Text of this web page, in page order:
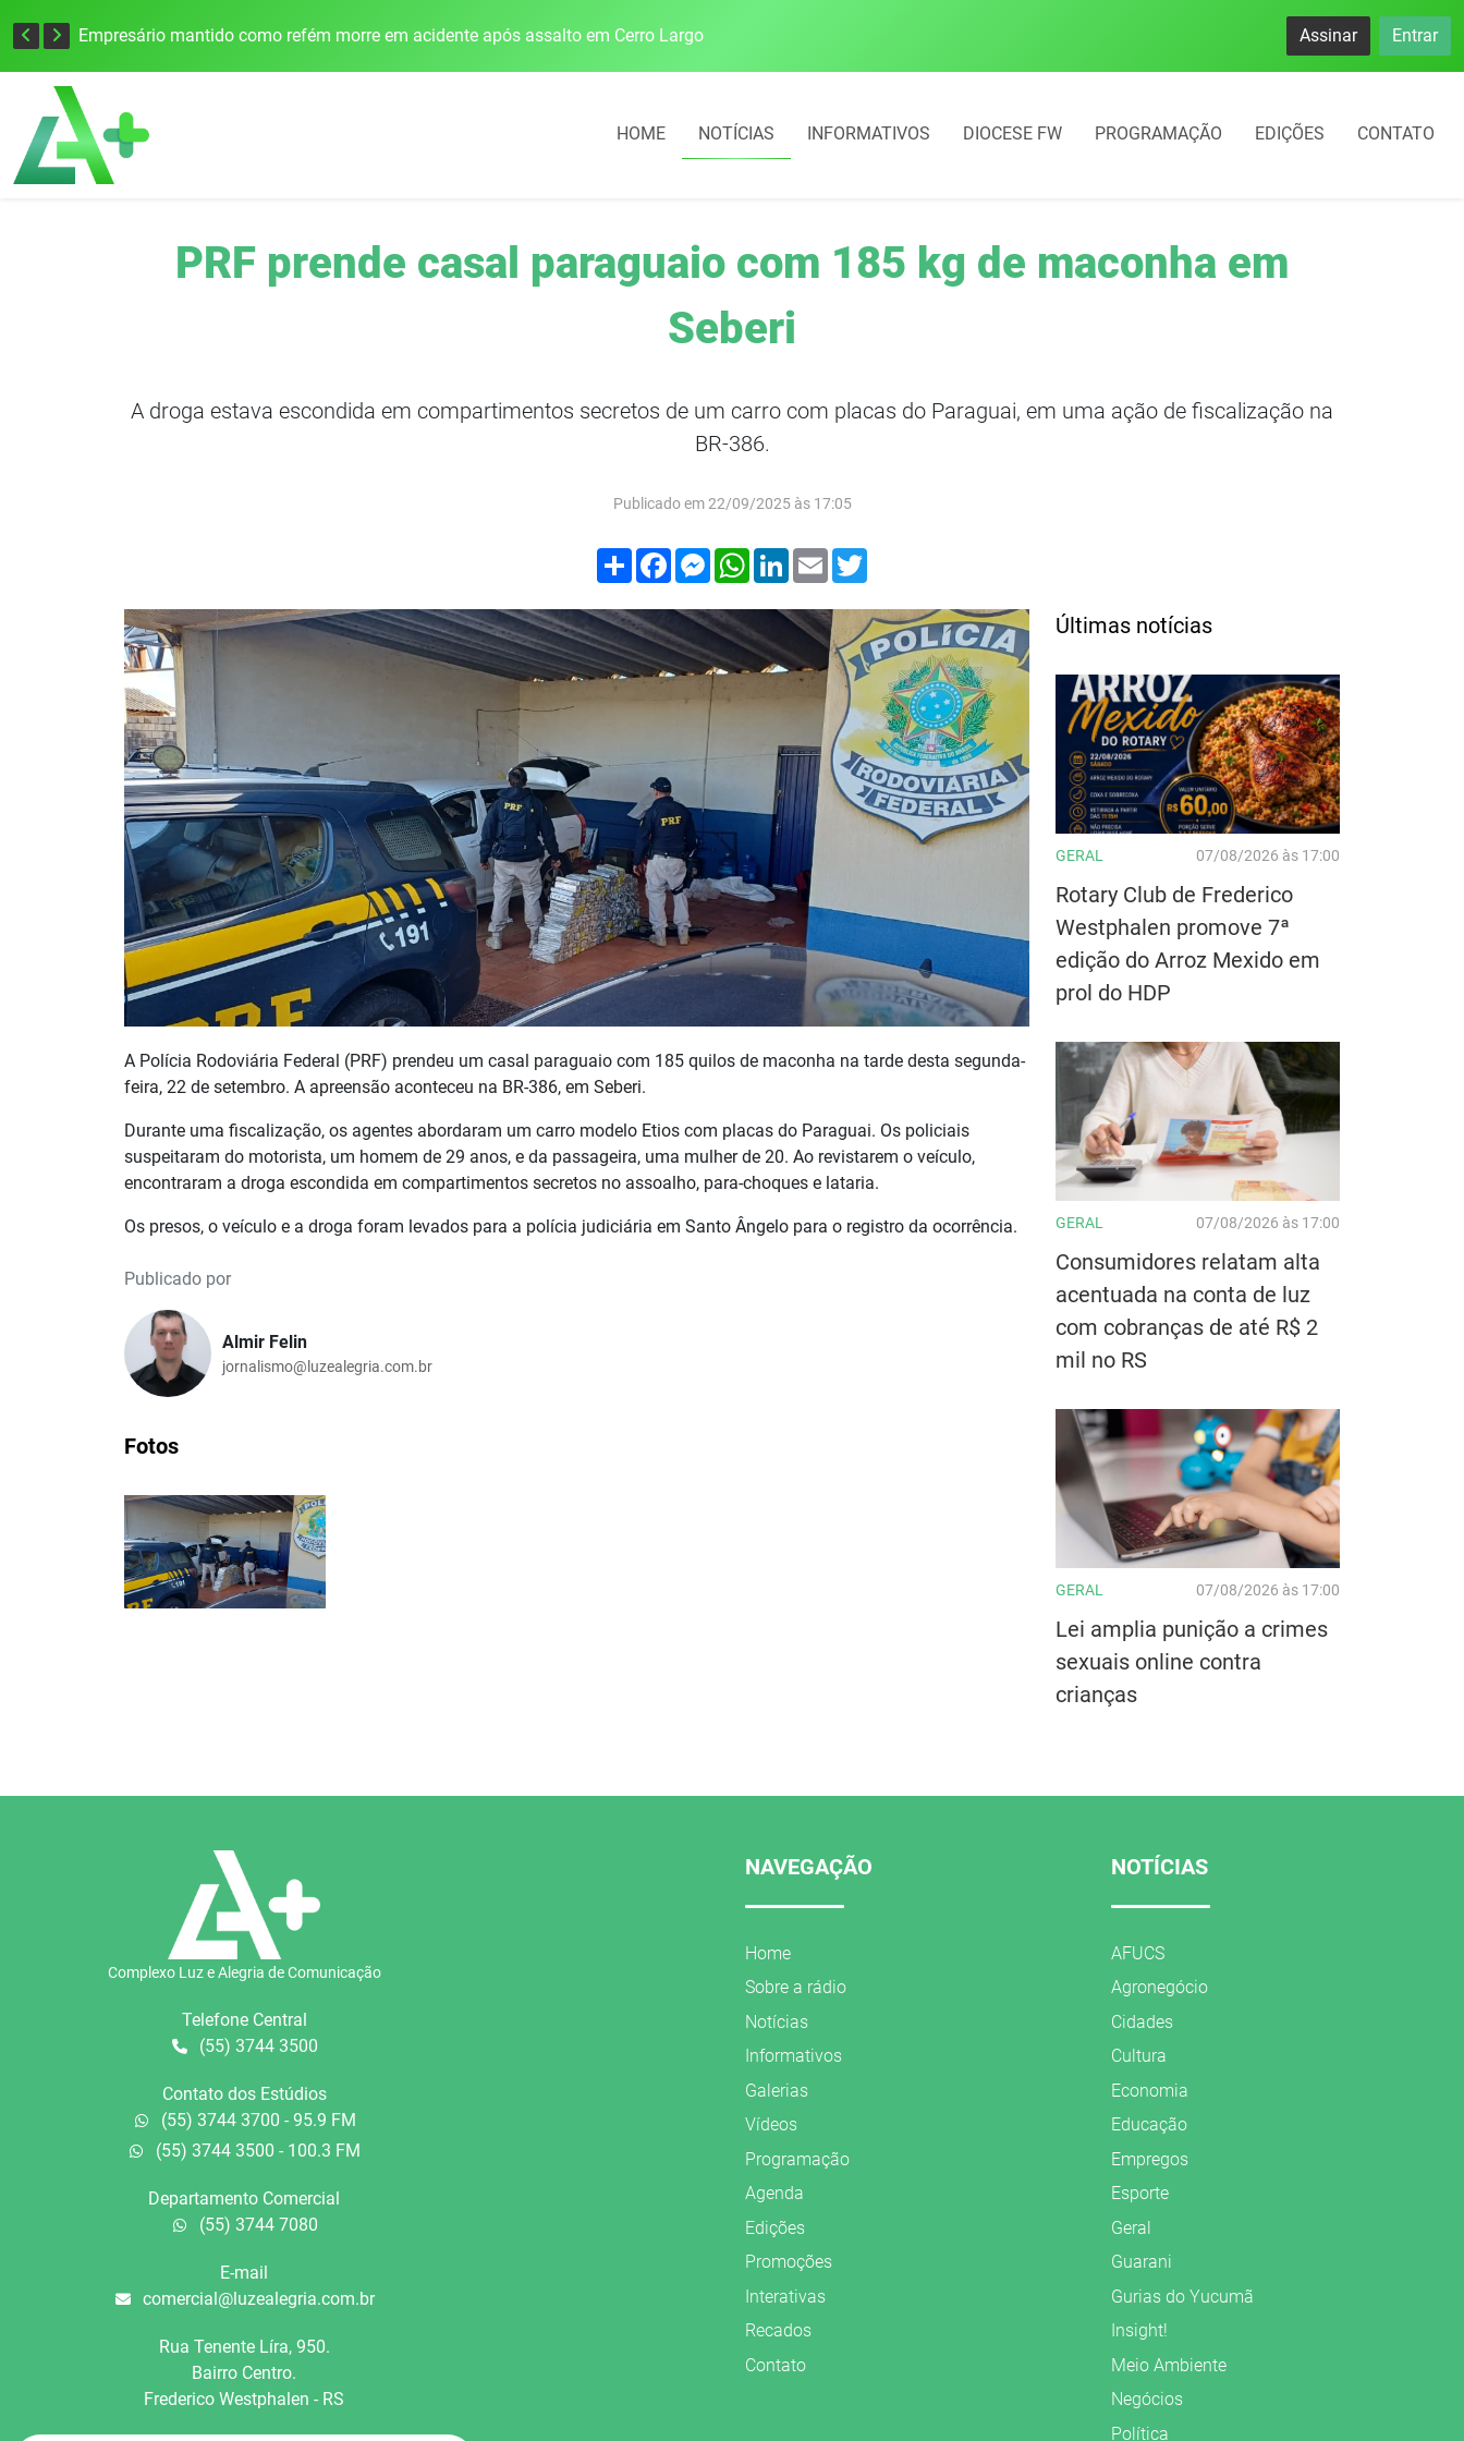
Empresário mantido como refém morre em acidente após assalto em Cerro Largo Cobrança do estacionamento rotativo começará em 10 dias em Frederico
Assinar Entrar
HOME NOTÍCIAS INFORMATIVOS DIOCESE FW PROGRAMAÇÃO EDIÇÕES CONTATO
PRF prende casal paraguaio com 185 kg de maconha em
Seberi
A droga estava escondida em compartimentos secretos de um carro com placas do Paraguai, em uma ação de fiscalização na
BR-386.
Publicado em 22/09/2025 às 17:05
Compartilhar
FacebookMessenger
WhatsApp
LinkedIn
Email
A Polícia Rodoviária Federal (PRF) prendeu um casal paraguaio com 185 quilos de maconha na tarde desta segunda-
feira, 22 de setembro. A apreensão aconteceu na BR-386, em Seberi.
Durante uma fiscalização, os agentes abordaram um carro modelo Etios com placas do Paraguai. Os policiais
suspeitaram do motorista, um homem de 29 anos, e da passageira, uma mulher de 20. Ao revistarem o veículo,
encontraram a droga escondida em compartimentos secretos no assoalho, para-choques e lataria.
Os presos, o veículo e a droga foram levados para a polícia judiciária em Santo Ângelo para o registro da ocorrência.
Publicado por
Almir Felin
jornalismo@luzealegria.com.br
Fotos
Últimas notícias
GERAL 07/08/2026 às 17:00
Rotary Club de Frederico
Westphalen promove 7ª
edição do Arroz Mexido em
prol do HDP
GERAL 07/08/2026 às 17:00
Consumidores relatam alta
acentuada na conta de luz
com cobranças de até R$ 2
mil no RS
GERAL 07/08/2026 às 17:00
Lei amplia punição a crimes
sexuais online contra
crianças
Complexo Luz e Alegria de Comunicação
Telefone Central
(55) 3744 3500
Contato dos Estúdios
(55) 3744 3700 - 95.9 FM
(55) 3744 3500 - 100.3 FM
Departamento Comercial
(55) 3744 7080
E-mail
comercial@luzealegria.com.br
Rua Tenente Líra, 950.
Bairro Centro.
Frederico Westphalen - RS
NAVEGAÇÃO
Home
Sobre a rádio
Notícias
Informativos
Galerias
Vídeos
Programação
Agenda
Edições
Promoções
Interativas
Recados
Contato
NOTÍCIAS
AFUCS
Agronegócio
Cidades
Cultura
Economia
Educação
Empregos
Esporte
Geral
Guarani
Gurias do Yucumã
Insight!
Meio Ambiente
Negócios
Política